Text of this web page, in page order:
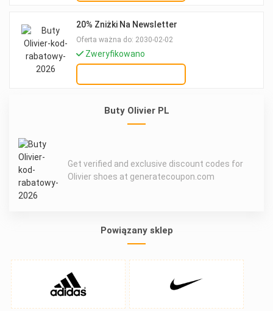
Buty Olivier PL
Get verified and exclusive discount codes for
Olivier shoes at generatecoupon.com
Powiązany sklep
20% Zniżki Na Newsletter
Oferta ważna do: 2030-02-02
Zweryfikowano